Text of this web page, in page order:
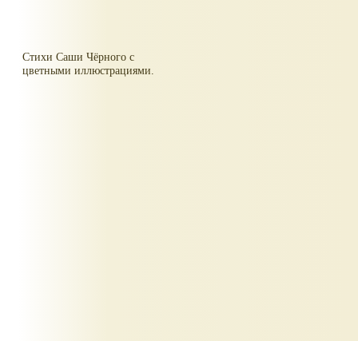
Стихи Саши Чёрного с
цветными иллюстрациями.